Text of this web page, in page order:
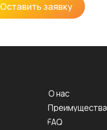
Оставить заявку
О нас
Преимущества
FAQ